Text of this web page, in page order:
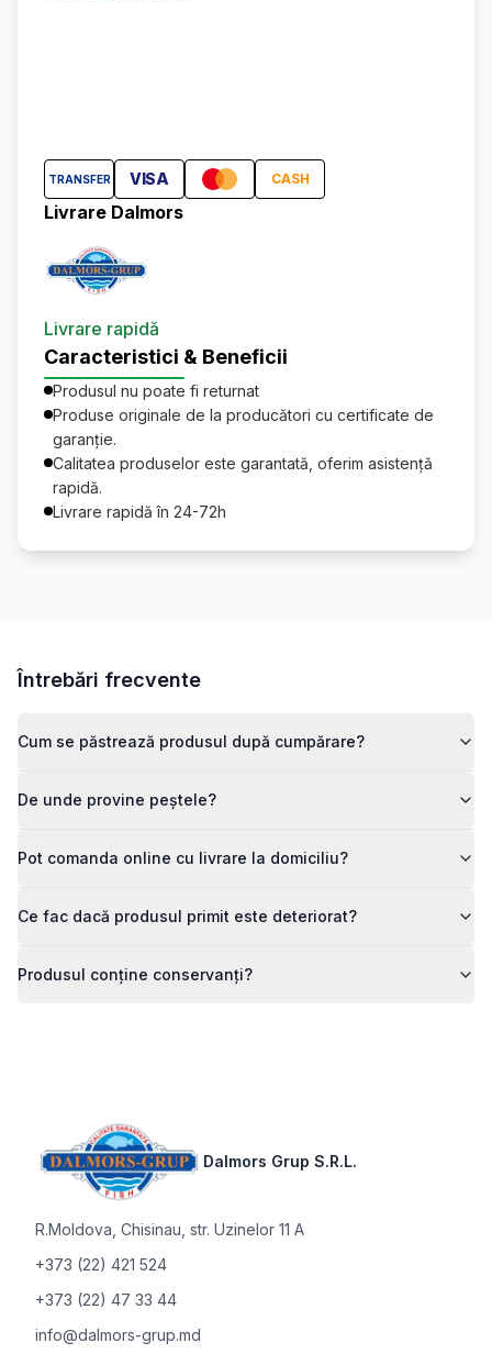
TRANSFER VISA CASH
Livrare Dalmors
Livrare rapidă
Caracteristici & Beneficii
Produsul nu poate fi returnat
Produse originale de la producători cu certificate de
garanție.
Calitatea produselor este garantată, oferim asistență
rapidă.
Livrare rapidă în 24-72h
Întrebări frecvente
Cum se păstrează produsul după cumpărare?
De unde provine peștele?
Pot comanda online cu livrare la domiciliu?
Ce fac dacă produsul primit este deteriorat?
Produsul conține conservanți?
Dalmors Grup S.R.L.
R.Moldova Chisinau, str. Uzinelor 11 A
+373 (22) 421 524
+373 (22) 47 33 44
info@dalmors-grup.md